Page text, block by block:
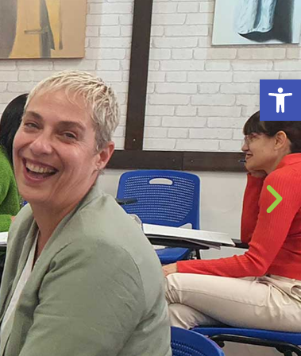
פתח סרגל נגישות